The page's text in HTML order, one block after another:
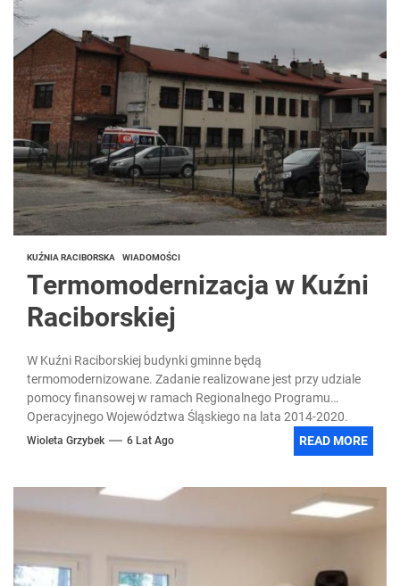
KUŹNIA RACIBORSKA WIADOMOŚCI
Termomodernizacja w Kuźni
Raciborskiej
W Kuźni Raciborskiej budynki gminne będą
termomodernizowane. Zadanie realizowane jest przy udziale
pomocy finansowej w ramach Regionalnego Programu
Operacyjnego Województwa Śląskiego na lata 2014-2020.
Jak...
Wioleta Grzybek 6 Lat Ago READ MORE